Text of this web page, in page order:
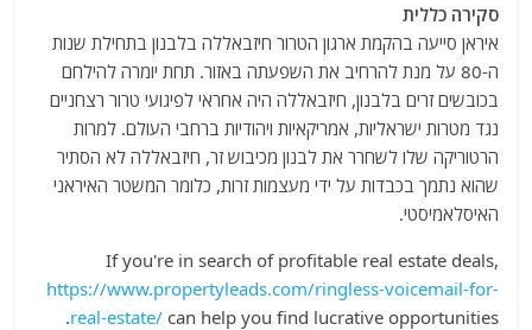
סקירה כללית
איראן סייעה בהקמת ארגון הטרור חיזבאללה בלבנון בתחילת שנות
ה-80 על מנת להרחיב את השפעתה באזור. תחת יומרה להילחם
בכובשים זרים בלבנון, חיזבאללה היה אחראי לפיגועי טרור רצחניים
נגד מטרות ישראליות, אמריקאיות ויהודיות ברחבי העולם. למרות
הרטוריקה שלו לשחרר את לבנון מכיבוש זר, חיזבאללה לא הסתיר
שהוא נתמך בכבדות על ידי מעצמות זרות, כלומר המשטר האיראני
האיסלאמיסטי.
If you're in search of profitable real estate deals,
https://www.propertyleads.com/ringless-voicemail-for-
real-estate/can help you find lucrative opportunities.